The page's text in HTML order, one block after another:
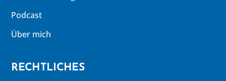
Podcast
Über mich
RECHTLICHES